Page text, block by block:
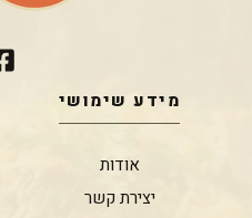
מידע שימושי
אודות
יצירת קשר